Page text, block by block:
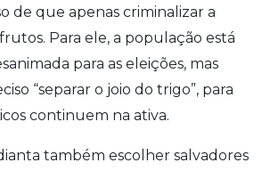
de que apenas criminalizar a
Para ele, a população está
para as eleições, mas
“separar o joio do trigo”, para
continuem na ativa.
também escolher salvadores